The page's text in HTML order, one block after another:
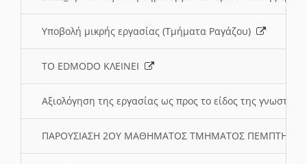
Υποβολή μικρής εργασίας (Τμήματα Ραγάζου)
ΤΟ EDMODO ΚΛΕΙΝΕΙ
Αξιολόγηση της εργασίας ως προς το είδος της
ΠΑΡΟΥΣΙΑΣΗ 2ΟΥ ΜΑΘΗΜΑΤΟΣ ΤΜΗΜΑΤΟΣ